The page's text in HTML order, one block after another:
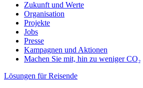
Zukunft und Werte
Organisation
Projekte
Jobs
Presse
Kampagnen und Aktionen
Machen Sie mit, hin zu weniger CO₂
Lösungen für Reisende